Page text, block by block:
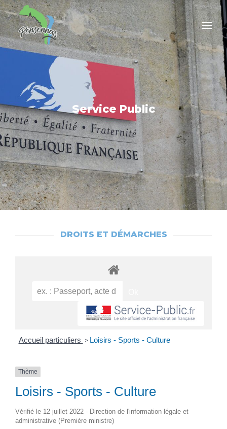
Service Public
DROITS ET DÉMARCHES
Accueil particuliers > Loisirs - Sports - Culture
Thème
Loisirs - Sports - Culture
Vérifié le 12 juillet 2022 - Direction de l'information légale et
administrative (Première ministre)